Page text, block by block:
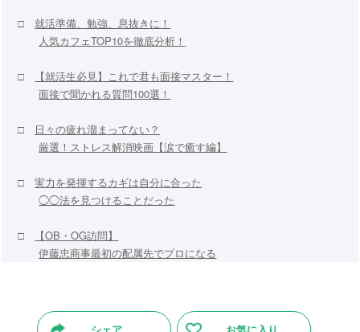
□就活準備、勉強、息抜きに！
人気カフェTOP10を徹底分析！
□
【就活生必見】これで君も面接マスター！
面接で聞かれる質問100選！
□ 日々の疲れ溜まってない？
厳選！ストレス解消映画【涙で癒す編】
□実力を発揮するカギは自分に合った
◯◯法を見つけることだった
□
【OB・OG訪問】
伊藤忠商事最初の配属先でプロになる
シェア お気に入り